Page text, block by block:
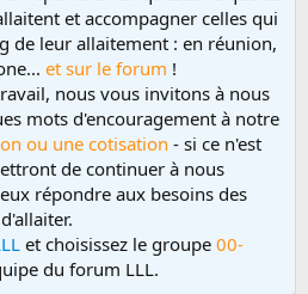
et accompagner celles qui
de leur allaitement : en réunion,
et sur le forum !
nous vous invitons à nous
mots d'encouragement à notre
ou une cotisation - si ce n'est
de continuer à nous
répondre aux besoins des
et choisissez le groupe 00-
du forum LLL.